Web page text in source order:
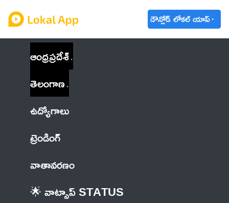
డౌన్లోడ్ లోకల్ యాప్
ఆంధ్రప్రదేశ్
తెలంగాణ
ఉద్యోగాలు
ట్రెండింగ్
వాతావరణం
🌟 వాట్సాప్ STATUS